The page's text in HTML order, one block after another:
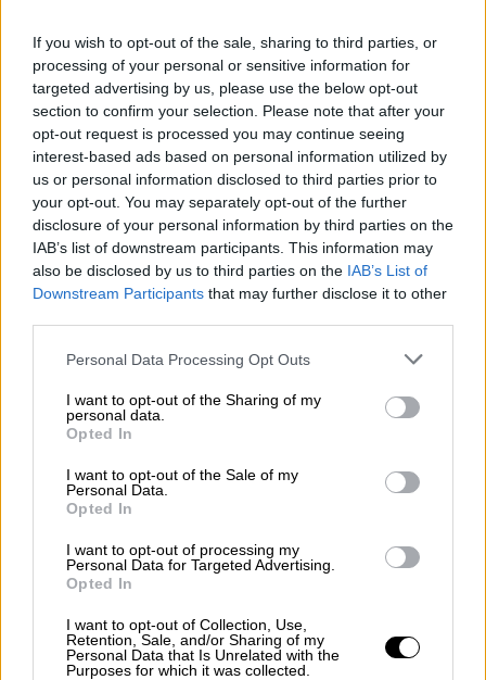
If you wish to opt-out of the sale, sharing to third parties, or
processing of your personal or sensitive information for
targeted advertising by us, please use the below opt-out
section to confirm your selection. Please note that after your
opt-out request is processed you may continue seeing
interest-based ads based on personal information utilized by
us or personal information disclosed to third parties prior to
your opt-out. You may separately opt-out of the further
disclosure of your personal information by third parties on the
IAB’s list of downstream participants. This information may
also be disclosed by us to third parties on the IAB’s List of
Downstream Participants that may further disclose it to other
Please note that this website/app uses one or more Google
not limited to your visit or usage behaviour. You may click to
grant or deny consent to Google and its third-party tags to
use your data for below specified purposes in below Google
consent section.
Personal Data Processing Opt Outs
I want to opt-out of the Sharing of my
personal data.
Opted In
I want to opt-out of the Sale of my
Personal Data.
Opted In
I want to opt-out of processing my
Personal Data for Targeted Advertising.
Opted In
I want to opt-out of Collection, Use,
Retention, Sale, and/or Sharing of my
Personal Data that Is Unrelated with the
Purposes for which it was collected.
Τηλεόραση|17.05.2021 10:47
YFSF: Ο Ίαν Στρατής νικητής της
βραδιάς – Lara Fabian και Suzan Boyle
«έδωσαν ρέστα»
Το YFSF επιστρέφει την επόμενη Κυριακή
με τον μεγάλο ημιτελικό